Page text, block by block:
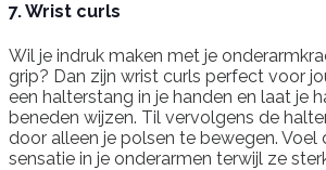
7. Wrist curls
Wil je indruk maken met je
grip? Dan zijn wrist curls perfect voor
een halterstang in je handen en laat je
beneden wijzen. Til vervolgens de
door alleen je polsen te bewegen. Voel
sensatie in je onderarmen terwijl ze